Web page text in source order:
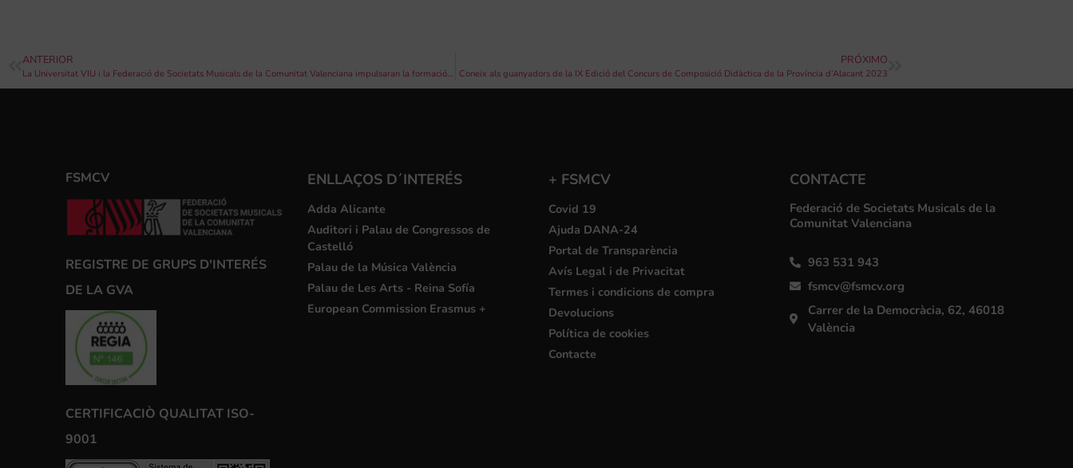
ANTERIOR
La Universitat VIU i la Federació de Societats Musicals de la Comunitat Valenciana impulsaran la formació musical universitària
PRÓXIMO
Coneix als guanyadors de la IX Edició del Concurs de Composició Didàctica de la Província d’Alacant 2023
FSMCV
REGISTRE DE GRUPS D'INTERÉS
DE LA GVA
CERTIFICACIÒ QUALITAT ISO-
9001
ENLLAÇOS D´INTERÉS
Adda Alicante
Auditori i Palau de Congressos de
Castelló
Palau de la Música València
Palau de Les Arts - Reina Sofía
European Commission Erasmus +
+ FSMCV
Covid 19
Ajuda DANA-24
Portal de Transparència
Avís Legal i de Privacitat
Termes i condicions de compra
Devolucions
Política de cookies
Contacte
CONTACTE
Federació de Societats Musicals de la
Comunitat Valenciana
963 531 943
fsmcv@fsmcv.org
Carrer de la Democràcia, 62, 46018
València